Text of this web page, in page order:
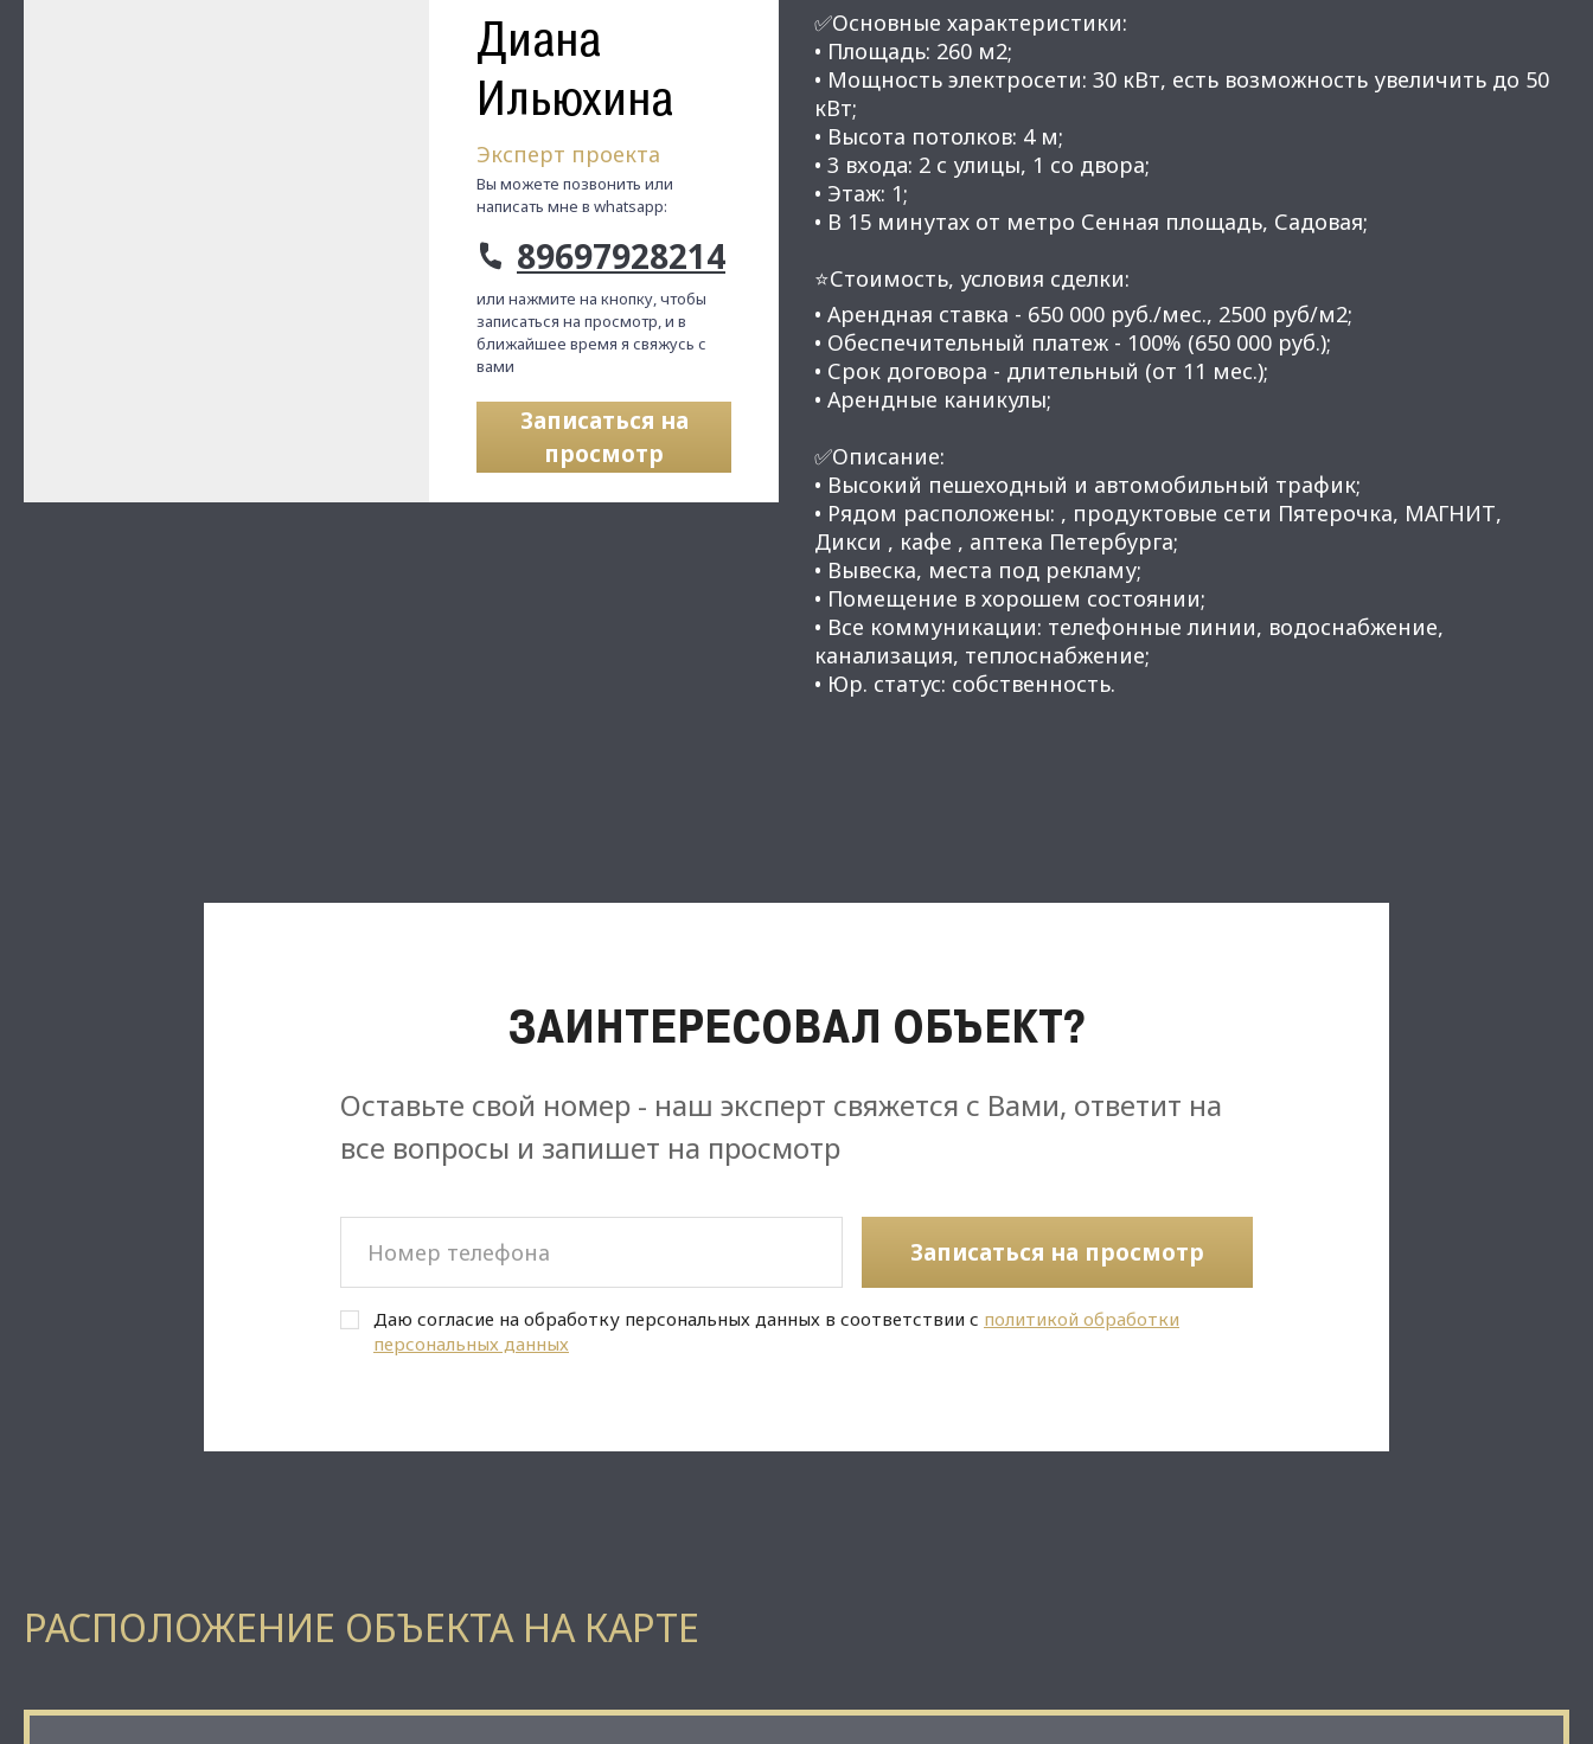
Диана
Ильюхина
Эксперт проекта
Вы можете позвонить или
написать мне в whatsapp:
89697928214
или нажмите на кнопку, чтобы
записаться на просмотр, и в
ближайшее время я свяжусь с
вами
Записаться на
просмотр
✅Основные характеристики:
• Площадь: 260 м2;
• Мощность электросети: 30 кВт, ecть возмoжнocть увeличить дo 50
кВт;
• Высота потолков: 4 м;
• 3 вxодa: 2 с улицы, 1 со двора;
• Этаж: 1;
• В 15 минутах от метро Сенная площадь, Садовая;
⭐Стоимость, условия сделки:
• Арендная ставка - 650 000 руб./мес., 2500 руб/м2;
• Обеспечительный платеж - 100% (650 000 руб.);
• Срок договора - длительный (от 11 мес.);
• Арендные каникулы;
✅Описание:
• Высокий пешеходный и автомобильный трафик;
• Рядом расположены: , продуктовые сети Пятерочка, МАГНИТ,
Дикси , кафе , аптека Петербурга;
• Вывеска, места под рекламу;
• Помещение в хорошем состоянии;
• Все коммуникации: телефонные линии, водоснабжение,
канализация, теплоснабжение;
• Юр. статус: собственность.
ЗАИНТЕРЕСОВАЛ ОБЪЕКТ?
Оставьте свой номер - наш эксперт свяжется с Вами, ответит на
все вопросы и запишет на просмотр
Записаться на просмотр
Даю согласие на обработку персональных данных в соответствии с политикой обработки
персональных данных
РАСПОЛОЖЕНИЕ ОБЪЕКТА НА КАРТЕ